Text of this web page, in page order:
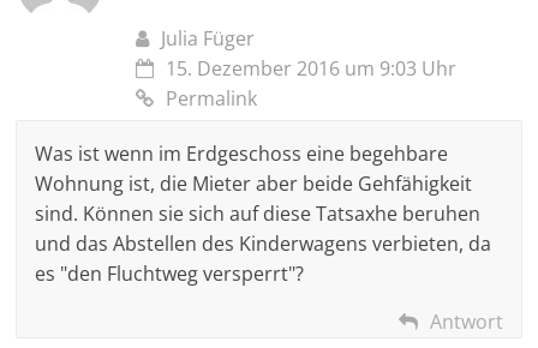
Julia Füger
15. Dezember 2016 um 9:03 Uhr
Permalink
Was ist wenn im Erdgeschoss eine begehbare
Wohnung ist, die Mieter aber beide Gehfähigkeit
sind. Können sie sich auf diese Tatsaxhe beruhen
und das Abstellen des Kinderwagens verbieten, da
es "den Fluchtweg versperrt"?
Antwort